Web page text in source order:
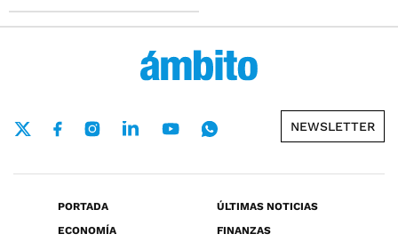
NEWSLETTER
PORTADA
ÚLTIMAS NOTICIAS
ECONOMÍA
FINANZAS